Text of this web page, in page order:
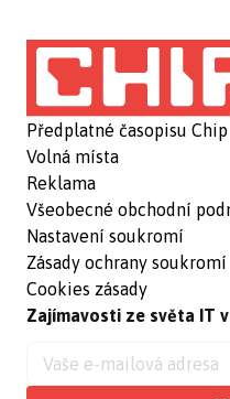
Předplatné časopisu Chip
Volná místa
Reklama
Všeobecné obchodní
Nastavení soukromí
Zásady ochrany soukromí
Cookies zásady
Zajímavosti ze světa IT